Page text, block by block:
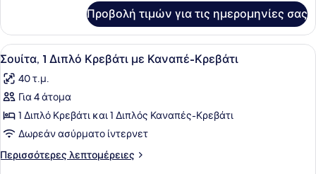
Κρεβάτια
Δωμάτιο,
Μονά
Προβολή τιμών για τις ημερομηνίες σας
Προβολή
όλων
των
φωτογραφιών
για
Σουίτα,
1
Διπλό
Σουίτα, 1 Διπλό Κρεβάτι με
13
Σουίτα, 1 Διπλό Κρεβάτι με Καναπέ-Κρεβάτι
40 τ.μ.
Για 4 άτομα
1 Διπλό Κρεβάτι και 1 Διπλός Καναπές-Κρεβάτι
Δωρεάν ασύρματο ίντερνετ
Περισσότερες λεπτομέρειες
Περισσότερες